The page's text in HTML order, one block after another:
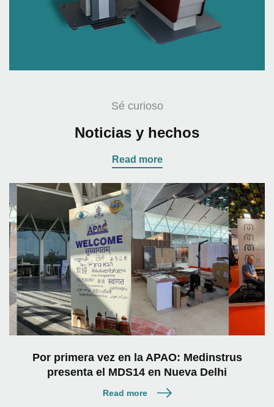
Sé curioso
Noticias y hechos
Read more
Por primera vez en la APAO: Medinstrus
presenta el MDS14 en Nueva Delhi
Read more